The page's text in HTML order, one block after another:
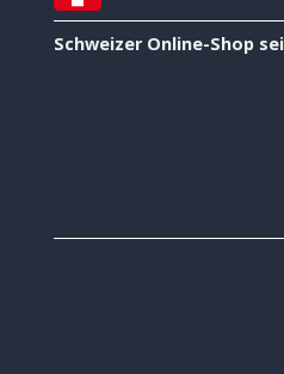
Schweizer Online-Shop